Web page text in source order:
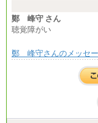
鄭 峰守 さん
聴覚障がい
鄭 峰守さんのメッセ